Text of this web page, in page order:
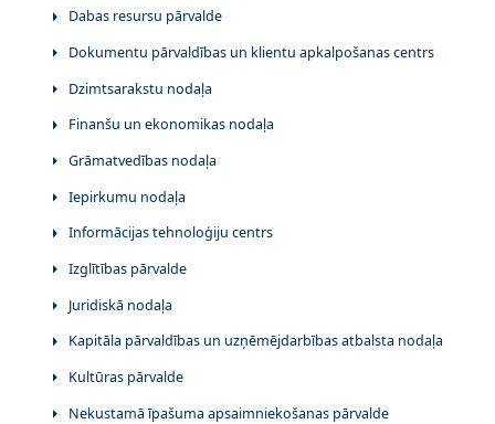
Dabas resursu pārvalde
Dokumentu pārvaldības un klientu apkalpošanas centrs
Dzimtsarakstu nodaļa
Finanšu un ekonomikas nodaļa
Grāmatvedības nodaļa
Iepirkumu nodaļa
Informācijas tehnoloģiju centrs
Izglītības pārvalde
Juridiskā nodaļa
Kapitāla pārvaldības un uzņēmējdarbības atbalsta nodaļa
Kultūras pārvalde
Nekustamā īpašuma apsaimniekošanas pārvalde